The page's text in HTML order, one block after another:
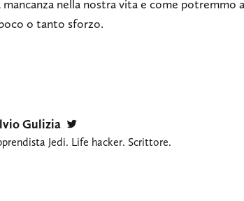
nella nostra vita e come potremmo
o tanto sforzo.
Gulizia
Jedi. Life hacker. Scrittore.